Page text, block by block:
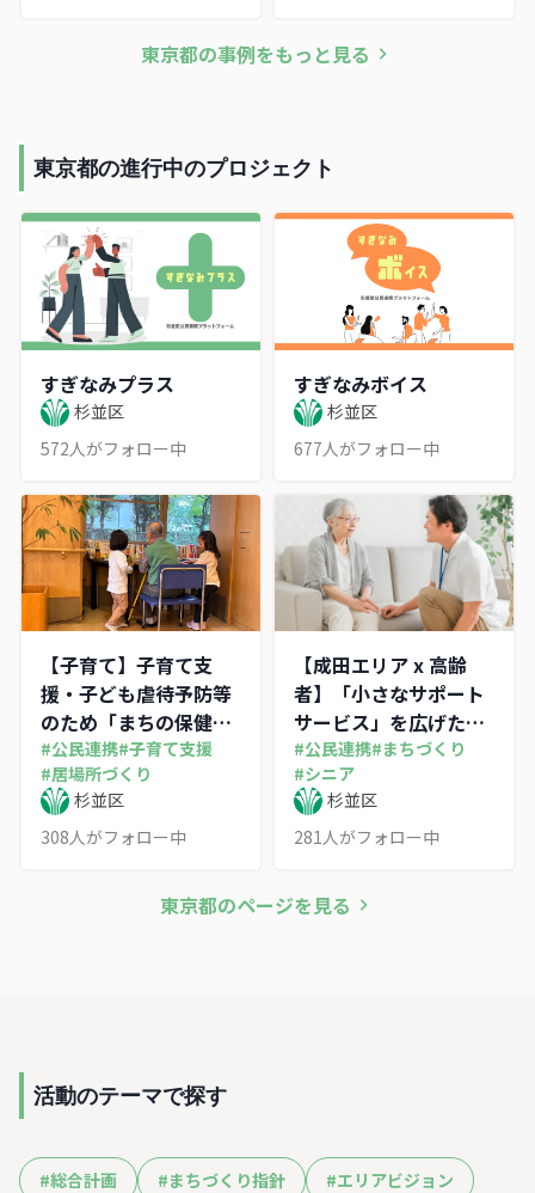
を絡めた音楽劇まで、貸館
育てる、映画のまち成城・
砧ならではの取り組みを読
み解く。
てつつ、東京都の伴走支援
ぎわいから地域のハブへ軸
足を広げる商店街まちづく
りの事例。
東京都の事例をもっと見る
東京都の進行中のプロジェクト
すぎなみプラス
杉並区
572人がフォロー中
すぎなみボイス
杉並区
677人がフォロー中
【子育て】子育て支
援・子ども虐待予防等
のため「まちの保健
室」をつくる！
#公民連携#子育て支援
#居場所づくり
杉並区
308人がフォロー中
【成田エリア x 高齢
者】「小さなサポート
サービス」を広げた
い！
#公民連携#まちづくり
#シニア
杉並区
281 人がフォロー中
東京都のページを見る
活動のテーマで探す
#総合計画 #まちづくり指針 #エリアビジョン